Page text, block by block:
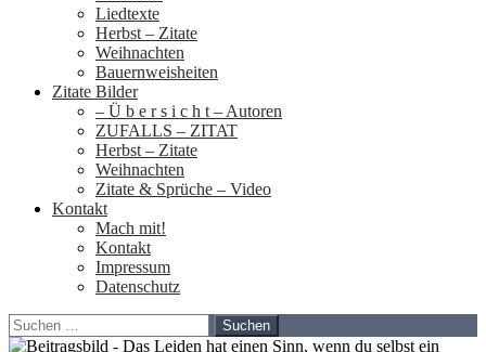
Liedtexte
Herbst – Zitate
Weihnachten
Bauernweisheiten
Zitate Bilder
– Ü b e r s i c h t – Autoren
ZUFALLS – ZITAT
Herbst – Zitate
Weihnachten
Zitate & Sprüche – Video
Kontakt
Mach mit!
Kontakt
Impressum
Datenschutz
Suchen
nach: